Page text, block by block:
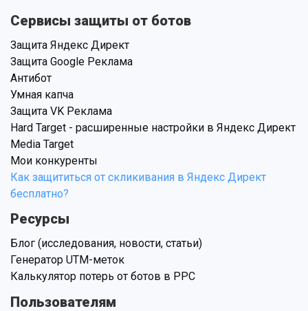
Сервисы защиты от ботов
Защита Яндекс Директ
Защита Google Реклама
Антибот
Умная капча
Защита VK Реклама
Hard Target - расширенные настройки в Яндекс Директ
Media Target
Мои конкуренты
Как защититься от скликивания в Яндекс Директ
бесплатно?
Ресурсы
Блог (исследования, новости, статьи)
Генератор UTM-меток
Калькулятор потерь от ботов в PPC
Пользователям